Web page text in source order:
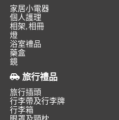
家居小電器
個人護理
相架, 相冊
燈
浴室禮品
藥盒
鏡
旅行禮品
旅行插頭
行李帶及行李牌
行李箱